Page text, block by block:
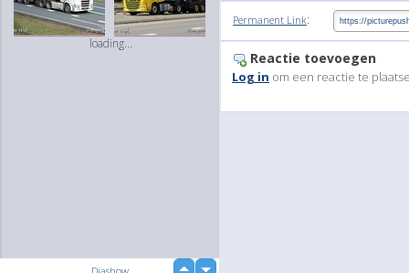
loading...
Permanent Link:
Reactie toevoegen
Log in om een reactie te